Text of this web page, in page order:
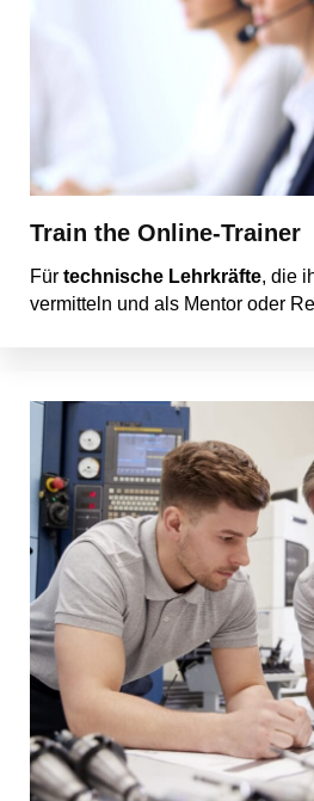
Train the Online-Trainer
Für technische Lehrkräfte, die
vermitteln und als Mentor oder